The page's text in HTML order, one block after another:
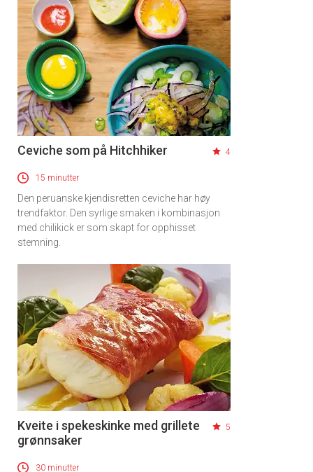
Ceviche som på Hitchhiker 4
15 minutter
Den peruanske kjendisretten ceviche har høy
trendfaktor. Den syrlige smaken i kombinasjon
med chilikick er som skapt for opphisset
stemning.
Kveite i spekeskinke med grillete
grønnsaker
5
30 minutter